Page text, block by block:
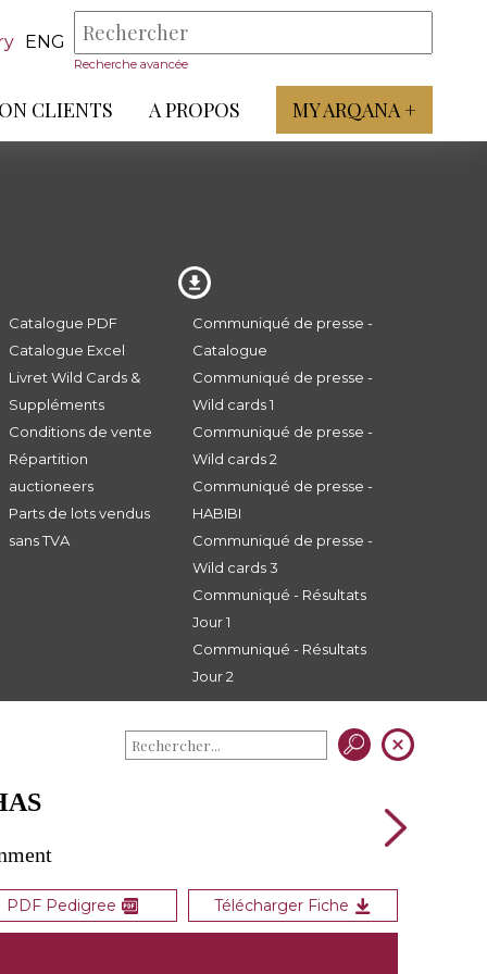
ENG
Recherche avancée
CLIENTS A PROPOS MY ARQANA +
Catalogue PDF
Catalogue Excel
Livret Wild Cards &
Suppléments
Conditions de vente
Répartition
auctioneers
Parts de lots vendus
sans TVA
Communiqué de presse -
Catalogue
Communiqué de presse -
Wild cards 1
Communiqué de presse -
Wild cards 2
Communiqué de presse -
HABIBI
Communiqué de presse -
Wild cards 3
Communiqué - Résultats
Jour 1
Communiqué - Résultats
Jour 2
PDF Pedigree Télécharger Fiche